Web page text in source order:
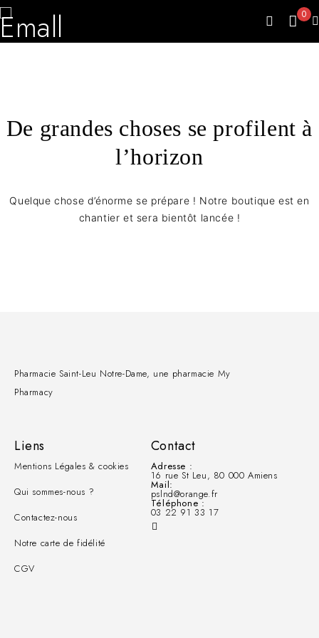
0
De grandes choses se profilent à
l’horizon
Quelque chose d’énorme se prépare ! Notre boutique est en
chantier et sera bientôt lancée !
Pharmacie Saint-Leu Notre-Dame, une pharmacie My
Pharmacy
Liens
Mentions Légales & cookies
Qui sommes-nous ?
Contactez-nous
Notre carte de fidélité
CGV
Contact
Adresse :
16 rue St Leu, 80 000 Amiens
Mail:
pslnd@orange.fr
Téléphone :
03 22 91 33 17